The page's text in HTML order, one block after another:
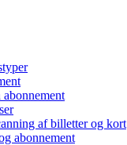
af billetter og kort
abonnement